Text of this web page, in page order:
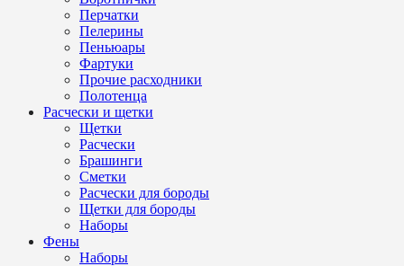
Перчатки
Пелерины
Пеньюары
Фартуки
Прочие расходники
Полотенца
Расчески и щетки
Щетки
Расчески
Брашинги
Сметки
Расчески для бороды
Щетки для бороды
Наборы
Фены
Наборы